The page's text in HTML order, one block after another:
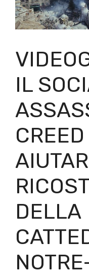
IL
DELLA